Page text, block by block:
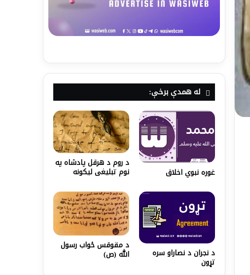
له همدې برخې:
غوره نبوي اخلاق
د روم د هرقل پادشاه په
نوم تبلیغی لیکونه
د نجران د نصاراو سره
تړون
د مقوقس ځواب رسول
الله (ص)